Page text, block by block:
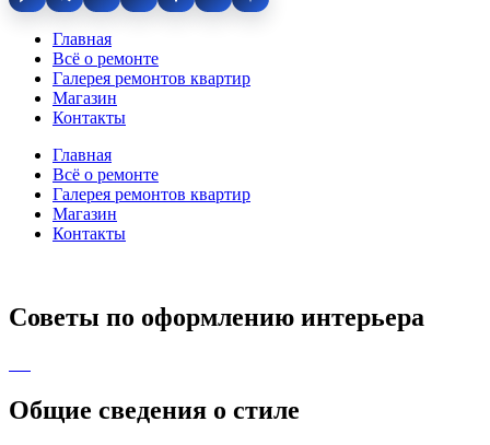
Главная
Всё о ремонте
Галерея ремонтов квартир
Магазин
Контакты
Главная
Всё о ремонте
Галерея ремонтов квартир
Магазин
Контакты
Советы по оформлению интерьера
Общие сведения о стиле